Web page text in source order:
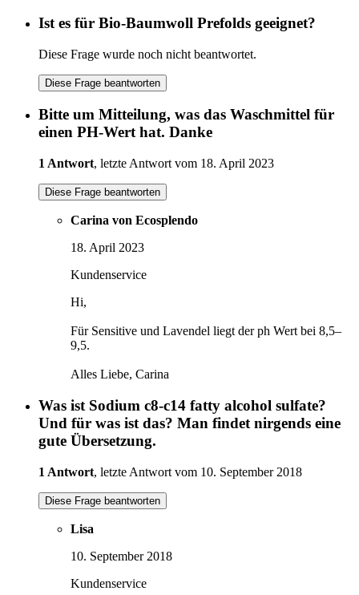
Ist es für Bio-Baumwoll Prefolds geeignet?
Diese Frage wurde noch nicht beantwortet.
Diese Frage beantworten
Bitte um Mitteilung, was das Waschmittel für
einen PH-Wert hat. Danke
1 Antwort, letzte Antwort vom 18. April 2023
Diese Frage beantworten
Carina von Ecosplendo
18. April 2023
Kundenservice
Hi,
Für Sensitive und Lavendel liegt der ph Wert bei 8,5–
9,5.
Alles Liebe, Carina
Was ist Sodium c8-c14 fatty alcohol sulfate?
Und für was ist das? Man findet nirgends eine
gute Übersetzung.
1 Antwort, letzte Antwort vom 10. September 2018
Diese Frage beantworten
Lisa
10. September 2018
Kundenservice